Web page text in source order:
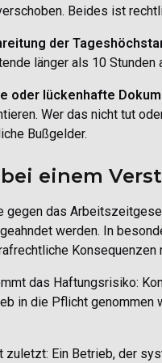
Beides ist
der
länger als 10 Stunden
oder lückenhafte
Wer das nicht tut
Bußgelder.
einem
gegen das
werden. In
Konsequenzen
das Haftungsrisiko:
in die Pflicht
zuletzt: Ein Betrieb, der